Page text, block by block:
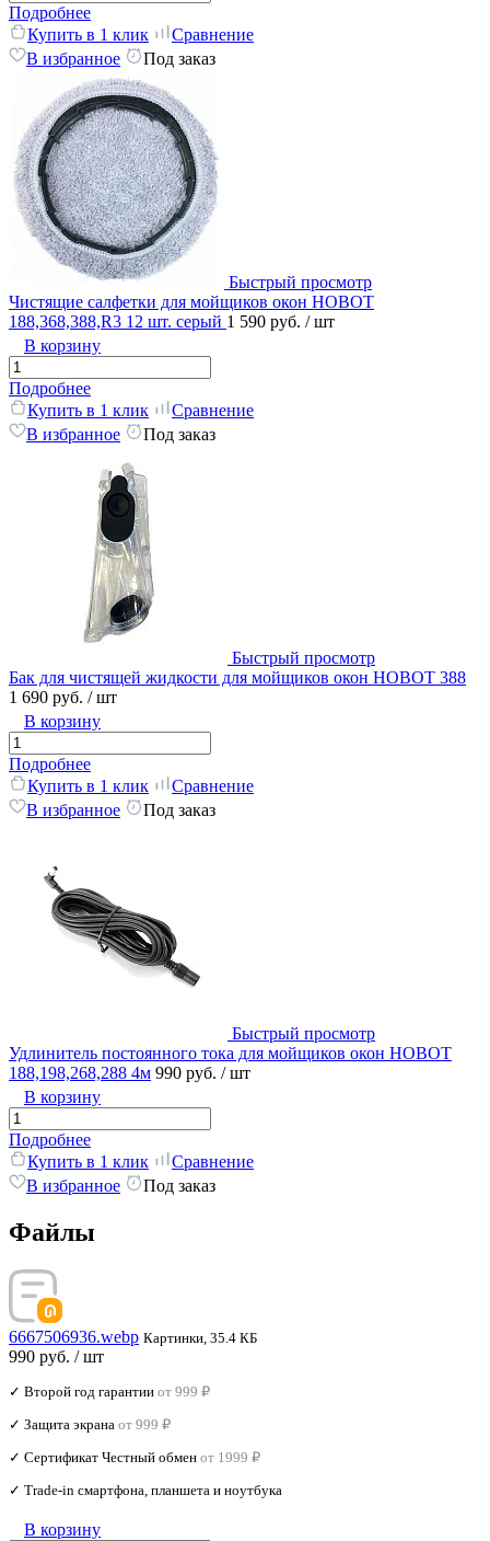
Подробнее
Купить в 1 клик
Сравнение
В избранное
Под заказ
Быстрый просмотр
Чистящие салфетки для мойщиков окон HOBOT
188,368,388,R3 12 шт. серый 1 590 руб. / шт
В корзину
Подробнее
Купить в 1 клик
Сравнение
В избранное
Под заказ
Быстрый просмотр
Бак для чистящей жидкости для мойщиков окон HOBOT 388
1 690 руб. / шт
В корзину
Подробнее
Купить в 1 клик
Сравнение
В избранное
Под заказ
Быстрый просмотр
Удлинитель постоянного тока для мойщиков окон HOBOT
188,198,268,288 4м 990 руб. / шт
В корзину
Подробнее
Купить в 1 клик
Сравнение
В избранное
Под заказ
Файлы
6667506936.webp Картинки, 35.4 КБ
990 руб. / шт
✓ Второй год гарантии от 999 ₽
✓ Защита экрана от 999 ₽
✓ Сертификат Честный обмен от 1999 ₽
✓ Trade‑in смартфона, планшета и ноутбука
В корзину